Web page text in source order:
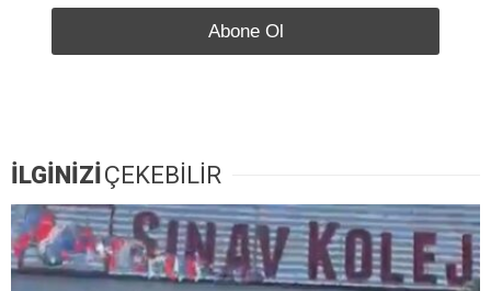
İLGİNİZİ ÇEKEBİLİR